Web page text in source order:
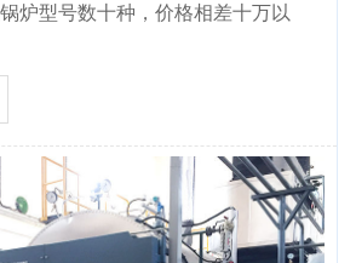
炉型号数十种，价格相差十万以